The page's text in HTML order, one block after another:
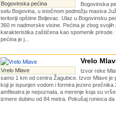
Bogovinska pećina
Bogovinska
selu Bogovina, u istočnom podnožju masiva
teritoriji opštine Boljevac. Ulaz u Bogovinsku
360 m nadmorske visine. Pеćina je zbog svojih
karakteristika zaštićena kao spomenik prirode.
pećina je j...
Vrelo Mlave
Vrelo
Izvor reke
samo 1 km od centra Žagubice. Izvor Mlave je
koji je ispunjen vodom i formira jezero prečnika
amfiteatra je nepoznata, a merenje koja su
izmere dubinu od 84 metra. Pokušaj ronioca da